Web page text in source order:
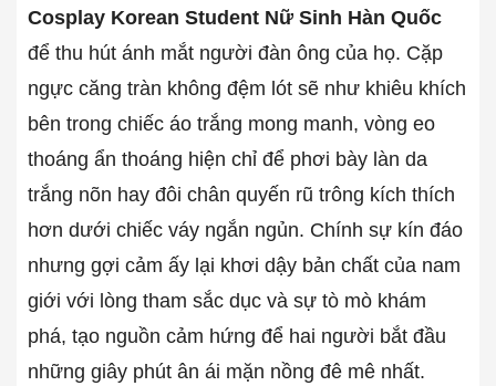
Cosplay Korean Student Nữ Sinh Hàn Quốc
để thu hút ánh mắt người đàn ông của họ. Cặp
ngực căng tràn không đệm lót sẽ như khiêu khích
bên trong chiếc áo trắng mong manh, vòng eo
thoáng ẩn thoáng hiện chỉ để phơi bày làn da
trắng nõn hay đôi chân quyến rũ trông kích thích
hơn dưới chiếc váy ngắn ngủn. Chính sự kín đáo
nhưng gợi cảm ấy lại khơi dậy bản chất của nam
giới với lòng tham sắc dục và sự tò mò khám
phá, tạo nguồn cảm hứng để hai người bắt đầu
những giây phút ân ái mặn nồng đê mê nhất.